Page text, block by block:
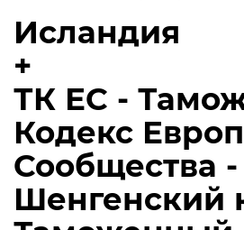
Исландия
+
ТК ЕС -
Кодекс
Сообщества -
Шенгенский